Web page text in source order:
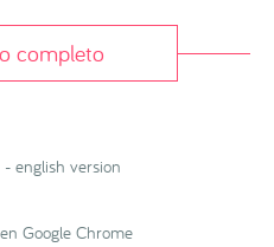
completo
english version
Google Chrome